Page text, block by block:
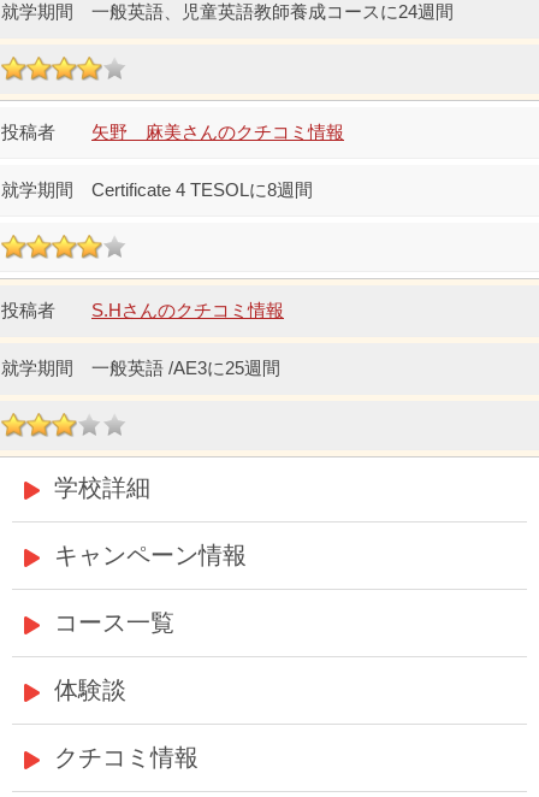
一般英語、児童英語教師養成コースに24週間
矢野 麻美さんのクチコミ情報
Certificate 4 TESOLに8週間
S.Hさんのクチコミ情報
一般英語 /AE3に25週間
学校詳細
キャンペーン情報
コース一覧
体験談
クチコミ情報